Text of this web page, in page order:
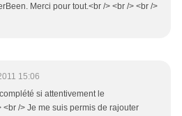
Merci pour tout.<br /> <br /> <br />
15:06
si attentivement le
/> Je me suis permis de rajouter